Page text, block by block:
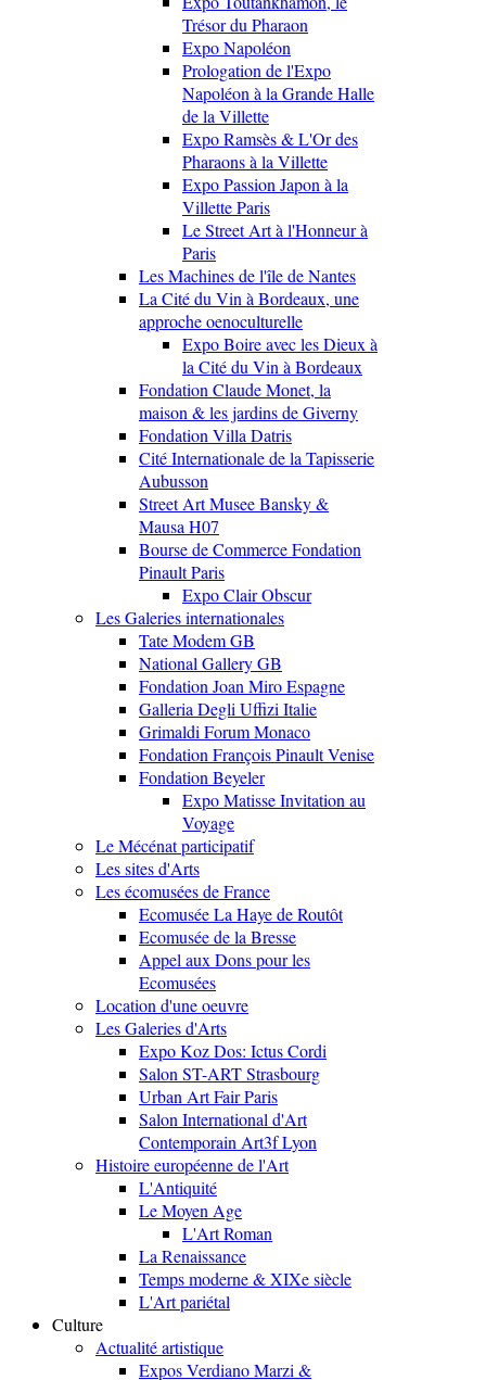
Trésor du Pharaon
Expo Napoléon
Prologation de l'Expo
Napoléon à la Grande Halle
de la Villette
Expo Ramsès & L'Or des
Pharaons à la Villette
Expo Passion Japon à la
Villette Paris
Le Street Art à l'Honneur à
Paris
Les Machines de l'île de Nantes
La Cité du Vin à Bordeaux, une
approche oenoculturelle
Expo Boire avec les Dieux à
la Cité du Vin à Bordeaux
Fondation Claude Monet, la
maison & les jardins de Giverny
Fondation Villa Datris
Cité Internationale de la Tapisserie
Aubusson
Street Art Musee Bansky &
Mausa H07
Bourse de Commerce Fondation
Pinault Paris
Expo Clair Obscur
Les Galeries internationales
Tate Modem GB
National Gallery GB
Fondation Joan Miro Espagne
Galleria Degli Uffizi Italie
Grimaldi Forum Monaco
Fondation François Pinault Venise
Fondation Beyeler
Expo Matisse Invitation au
Voyage
Le Mécénat participatif
Les sites d'Arts
Les écomusées de France
Ecomusée La Haye de Routôt
Ecomusée de la Bresse
Appel aux Dons pour les
Ecomusées
Location d'une oeuvre
Les Galeries d'Arts
Expo Koz Dos: Ictus Cordi
Salon ST-ART Strasbourg
Urban Art Fair Paris
Salon International d'Art
Contemporain Art3f Lyon
Histoire européenne de l'Art
L'Antiquité
Le Moyen Age
L'Art Roman
La Renaissance
Temps moderne & XIXe siècle
L'Art pariétal
Culture
Actualité artistique
Expos Verdiano Marzi &